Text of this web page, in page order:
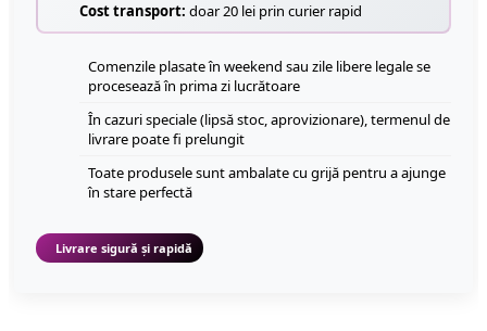
Cost transport: doar 20 lei prin curier rapid
Comenzile plasate în weekend sau zile libere legale se
procesează în prima zi lucrătoare
În cazuri speciale (lipsă stoc, aprovizionare), termenul de
livrare poate fi prelungit
Toate produsele sunt ambalate cu grijă pentru a ajunge
în stare perfectă
Livrare sigură și rapidă